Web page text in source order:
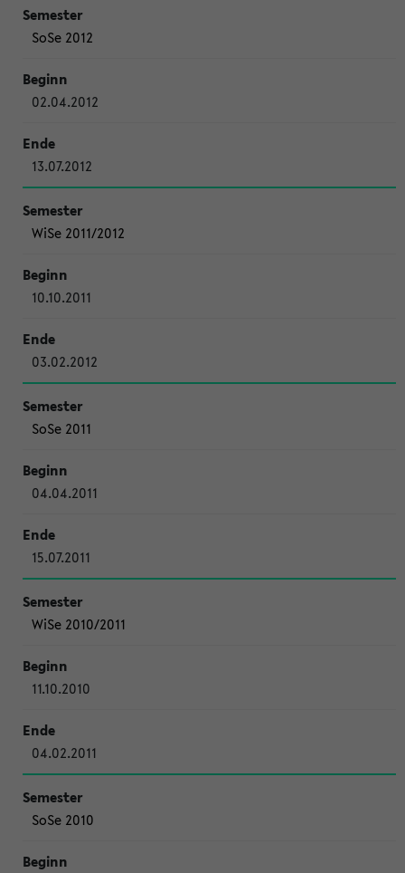
SoSe 2012
02.04.2012
13.07.2012
WiSe 2011/2012
10.10.2011
03.02.2012
SoSe 2011
04.04.2011
15.07.2011
WiSe 2010/2011
11.10.2010
04.02.2011
SoSe 2010